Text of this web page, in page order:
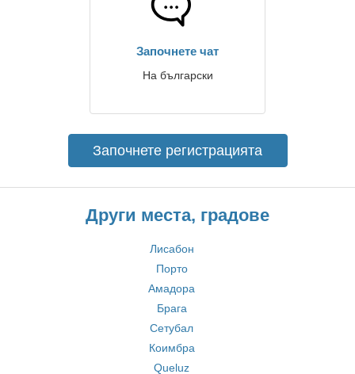
Започнете чат
На български
Започнете регистрацията
Други места, градове
Лисабон
Порто
Амадора
Брага
Сетубал
Коимбра
Queluz